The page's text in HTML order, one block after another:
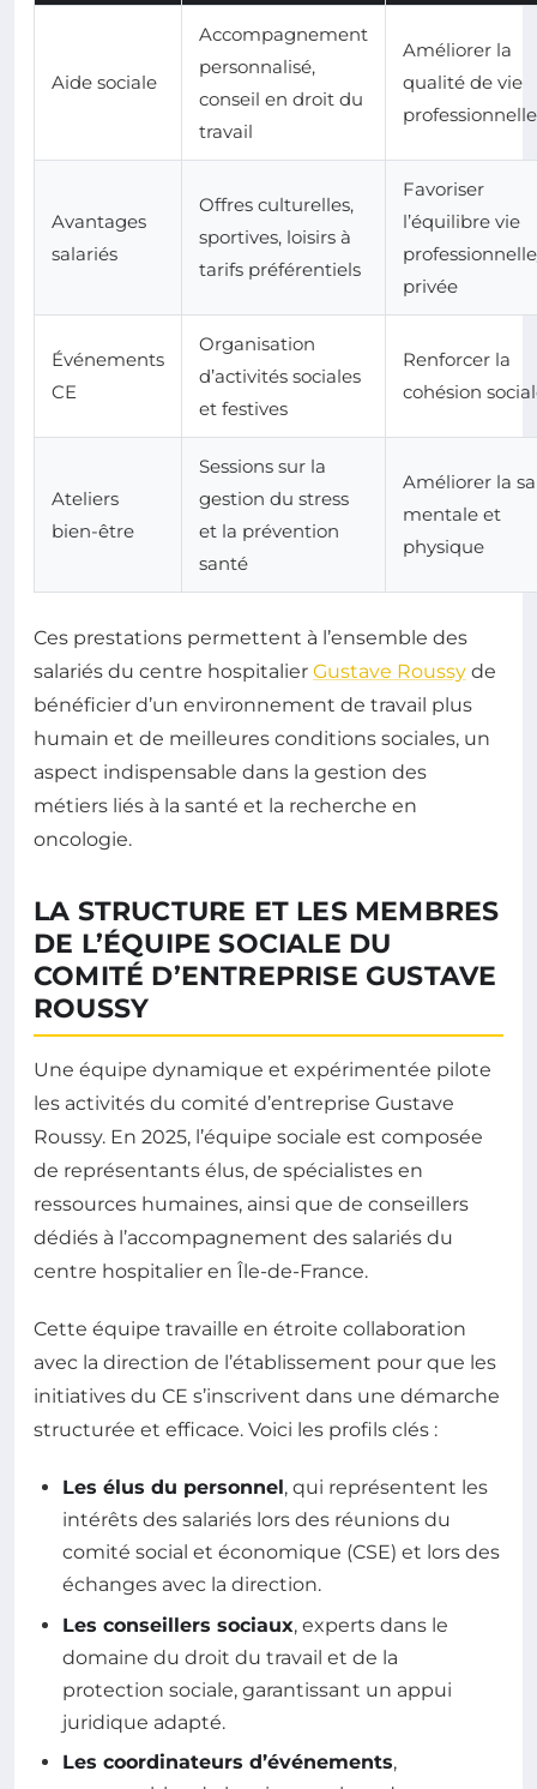
Aide sociale
Accompagnement
personnalisé,
conseil en droit du
travail
Améliorer la
qualité de vie
professionnelle
Avantages
salariés
Offres culturelles,
sportives, loisirs à
tarifs préférentiels
Favoriser
l’équilibre vie
privée
Événements
CE
Organisation
d’activités sociales
et festives
Renforcer la
cohésion
Ateliers
bien-être
Sessions sur la
gestion du stress
et la prévention
santé
Améliorer la
mentale et
physique
Ces prestations permettent à l’ensemble des
salariés du centre hospitalier Gustave Roussy de
bénéficier d’un environnement de travail plus
humain et de meilleures conditions sociales, un
aspect indispensable dans la gestion des
métiers liés à la santé et la recherche en
oncologie.
LA STRUCTURE ET LES MEMBRES
DE L’ÉQUIPE SOCIALE DU
COMITÉ D’ENTREPRISE GUSTAVE
ROUSSY
Une équipe dynamique et expérimentée pilote
les activités du comité d’entreprise Gustave
Roussy. En 2025, l’équipe sociale est composée
de représentants élus, de spécialistes en
ressources humaines, ainsi que de conseillers
dédiés à l’accompagnement des salariés du
centre hospitalier en Île-de-France.
Cette équipe travaille en étroite collaboration
avec la direction de l’établissement pour que les
initiatives du CE s’inscrivent dans une démarche
structurée et efficace. Voici les profils clés :
Les élus du personnel, qui représentent les
intérêts des salariés lors des réunions du
comité social et économique (CSE) et lors des
échanges avec la direction.
Les conseillers sociaux, experts dans le
domaine du droit du travail et de la
protection sociale, garantissant un appui
juridique adapté.
Les coordinateurs d’événements,